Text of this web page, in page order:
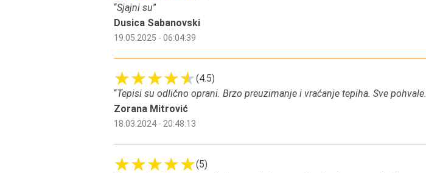
“Sjajni su”
Dusica Sabanovski
19.05.2025 - 06:04:39
(4.5)
“Tepisi su odlično oprani. Brzo preuzimanje i vraćanje tepiha. Sve pohvale.
Zorana Mitrović
18.03.2024 - 20:48:13
(5)